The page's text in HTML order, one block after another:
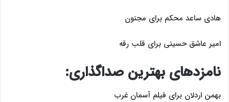
هادی ساعد محکم برای مجنون
امیر عاشق حسینی برای قلب رقه
نامزد‌های بهترین صداگذاری:
بهمن اردلان برای فیلم آسمان غرب